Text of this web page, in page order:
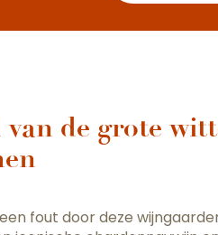
de grote
fout door deze